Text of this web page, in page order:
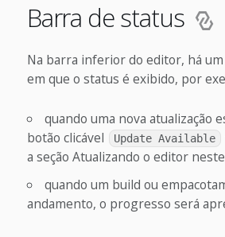
Barra de status
Na barra inferior do editor, há
em que o status é exibido, por
quando uma nova atualização
botão clicável
Update Available
a seção Atualizando o editor
quando um build ou
andamento, o progresso será